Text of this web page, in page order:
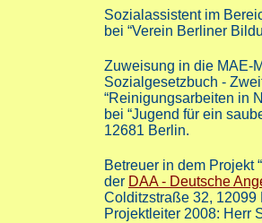
Sozialassistent im
bei “Verein Berliner
Zuweisung in die MAE-
Sozialgesetzbuch -
“Reinigungsarbeiten in
bei “Jugend für ein
12681 Berlin.
Betreuer in dem Projekt
der DAA - Deutsche
Colditzstraße 32, 12099
Projektleiter 2008: Herr